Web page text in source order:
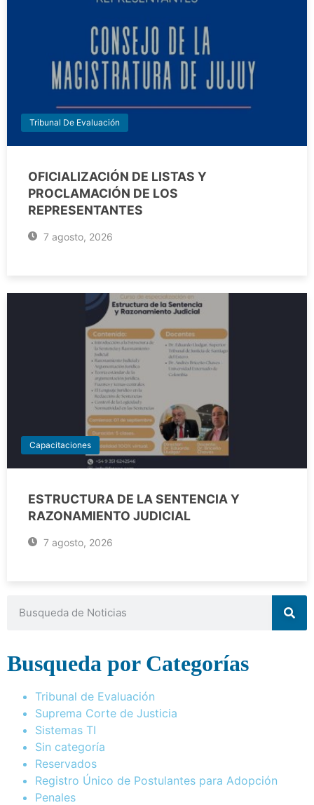
Tribunal De Evaluación
OFICIALIZACIÓN DE LISTAS Y
PROCLAMACIÓN DE LOS
REPRESENTANTES
7 agosto, 2026
Capacitaciones
ESTRUCTURA DE LA SENTENCIA Y
RAZONAMIENTO JUDICIAL
7 agosto, 2026
Busqueda por Categorías
Tribunal de Evaluación
Suprema Corte de Justicia
Sistemas TI
Sin categoría
Reservados
Registro Único de Postulantes para Adopción
Penales